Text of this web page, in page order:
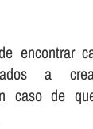
encontrar
a
caso de